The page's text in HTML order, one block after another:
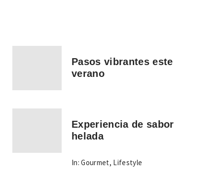
Pasos vibrantes este
verano
Experiencia de sabor
helada
In: Gourmet, Lifestyle